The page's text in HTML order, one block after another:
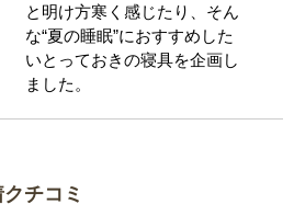
と明け方寒く感じたり、そん
な“夏の睡眠”におすすめした
いとっておきの寝具を企画し
ました。
チコミ